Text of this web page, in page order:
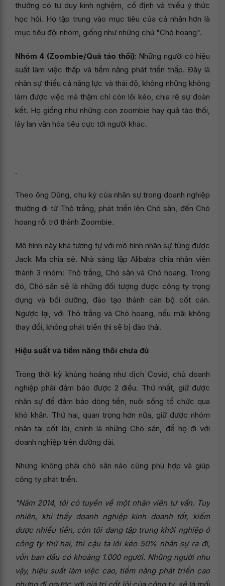
thường có tư duy kinh nghiệm, cố định và thiếu ý thức
học hỏi. Họ tập trung vào mục tiêu của cá nhân hơn là
mục tiêu đội nhóm, giống như những chú "Chó hoang".
Nhóm 4 (Zoombie/Quả táo thối): Những người có hiệu
suất làm việc thấp và tiềm năng phát triển thấp. Đây là
nhân sự thiếu cả năng lực và thái độ, không những không
làm được việc mà thậm chí còn lôi kéo, chia rẽ sự đoàn
kết. Họ giống như những con zoombie hay quả táo thối,
lây lan văn hóa tiêu cực tới người khác.
.
Theo ông Dũng, chu kỳ của nhân sự trong doanh nghiệp
thường đi từ Thỏ trắng, phát triển lên Chó săn, đến Chó
hoang rồi trở thành Zoombie.
Mô hình này khá tương tự với mô hình nhân sự từng được
Jack Ma chia sẻ. Nhà sáng lập Alibaba chia nhân viên
thành 3 nhóm: Thỏ trắng, Chó săn và Chó hoang. Trong
đó, Chó săn sẽ là những đối tượng được công ty trọng
dụng và bồi dưỡng, đào tạo thành cán bộ cốt cán.
Ngược lại, với Thỏ trắng và Chó hoang, nếu mãi không
thay đổi, không phát triển thì sẽ bị đào thải.
Hiệu suất và tiềm năng thôi chưa đủ
Trong thời kỳ khủng hoảng như dịch Covid, chủ doanh
nghiệp phải đảm bảo được 2 điều. Thứ nhất, giữ được
nhân sự để đảm bảo dòng tiền, nuôi sống tổ chức qua
khó khăn. Thứ hai, quan trọng hơn nữa, giữ được nhóm
nhân tài cốt lõi, chính là những Chó săn, để họ đi với
doanh nghiệp trên đường dài.
Nhưng không phải chó săn nào cũng phù hợp và giúp
công ty phát triển.
"Năm 2014, tôi có tuyển về một nhân viên tư vấn. Tuy
nhiên, khi thấy doanh nghiệp kinh doanh tốt, kiếm
được nhiều tiền, còn tôi đang tập trung khởi nghiệp ở
công ty thứ hai, thì cậu ta lôi kéo 50% nhân sự ra đi,
vốn ban đầu có khoảng 1.000 người. Những người như
vậy, hiệu suất làm việc cao, tiềm năng phát triển cao